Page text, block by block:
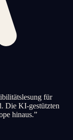
für
Die KI-gestützten
hinaus.”